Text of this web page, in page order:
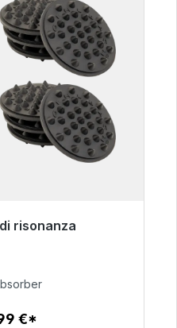
risonanza
immediata, tempo di
€
€*